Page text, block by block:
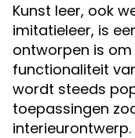
Kunst leer, ook
imitatieleer, is
ontworpen is
functionaliteit
wordt steeds
toepassingen